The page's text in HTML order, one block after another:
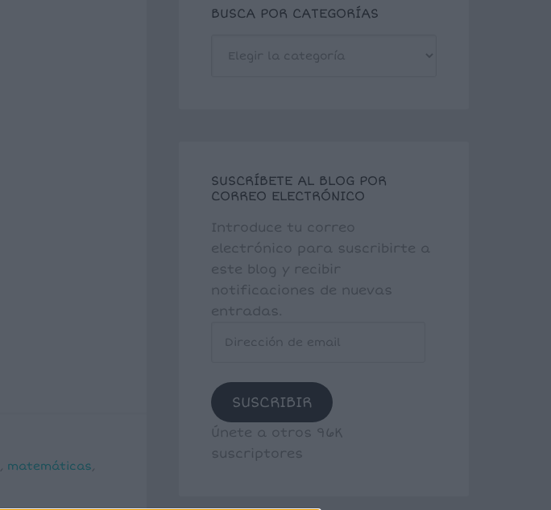
, matemáticas,
BUSCA POR CATEGORÍAS
SUSCRÍBETE AL BLOG POR
CORREO ELECTRÓNICO
Introduce tu correo
electrónico para suscribirte a
este blog y recibir
notificaciones de nuevas
entradas.
SUSCRIBIR
Únete a otros 96K
suscriptores